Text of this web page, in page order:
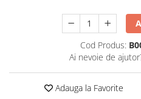
Mobila gradina & terasa
Mobila Living & Dining
Organizare si depozitare
Cod Produs:
Ai nevoie de
Adauga la Favorite